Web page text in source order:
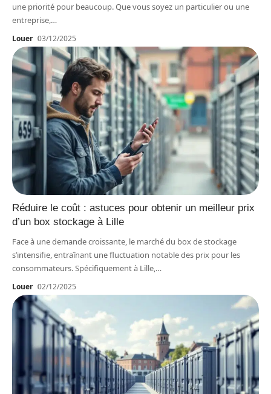
une priorité pour beaucoup. Que vous soyez un particulier ou une
entreprise,…
Louer 03/12/2025
Réduire le coût : astuces pour obtenir un meilleur prix
d’un box stockage à Lille
Face à une demande croissante, le marché du box de stockage
s’intensifie, entraînant une fluctuation notable des prix pour les
consommateurs. Spécifiquement à Lille,…
Louer 02/12/2025